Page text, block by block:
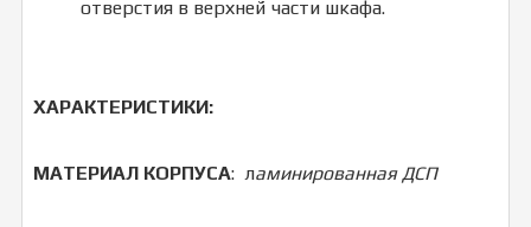
отверстия в верхней части шкафа.
ХАРАКТЕРИСТИКИ:
МАТЕРИАЛ КОРПУСА: ламинированная ДСП